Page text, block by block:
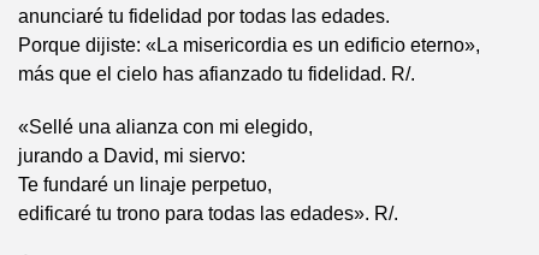
anunciaré tu fidelidad por todas las edades.
Porque dijiste: «La misericordia es un edificio eterno»,
más que el cielo has afianzado tu fidelidad. R/.
«Sellé una alianza con mi elegido,
jurando a David, mi siervo:
Te fundaré un linaje perpetuo,
edificaré tu trono para todas las edades». R/.